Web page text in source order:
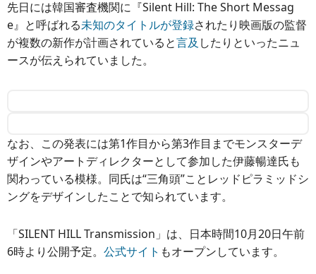
先日には韓国審査機関に『Silent Hill: The Short Messag
e』と呼ばれる未知のタイトルが登録されたり映画版の監督
が複数の新作が計画されていると言及 したりといったニュ
ースが伝えられていました。
なお、この発表には第1作目から第3作目までモンスターデ
ザインやアートディレクターとして参加した伊藤暢達氏も
関わっている模様。同氏は“三角頭”ことレッドピラミッドシ
ングをデザインしたことで知られています。
「SILENT HILL Transmission」は、日本時間10月20日午前
6時より公開予定。 公式サイト もオープンしています。